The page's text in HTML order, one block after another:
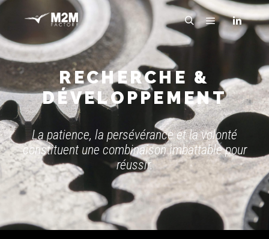
RECHERCHE &
DÉVELOPPEMENT
La patience, la persévérance et la volonté
constituent une combinaison imbattable pour
réussir.